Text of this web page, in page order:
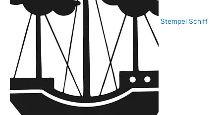
Stempel Schiff